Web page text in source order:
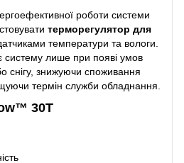
роботи системи
терморегулятор для
температури та вологи.
систему лише при появі умов
снігу, знижуючи споживання
термін служби обладнання.
30T